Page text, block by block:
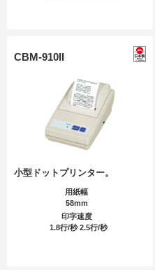
CBM-910II
小型ドットプリンター。
用紙幅
58mm
印字速度
1.8行/秒 2.5行/秒